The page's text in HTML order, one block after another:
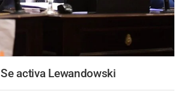
Se activa Lewandowski